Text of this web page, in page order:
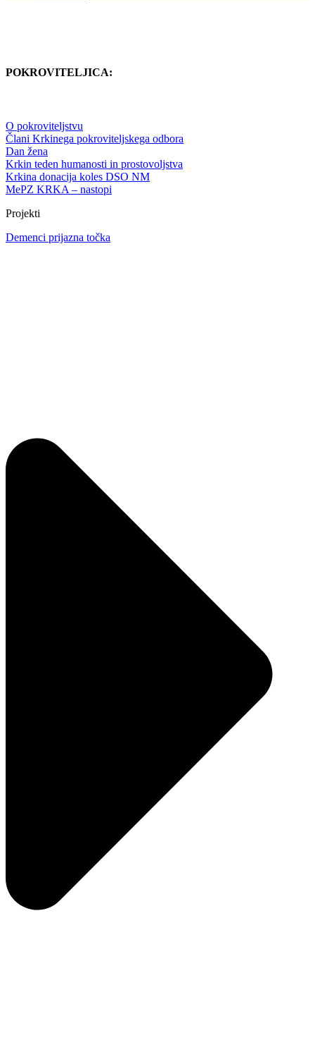
POKROVITELJICA:
O pokroviteljstvu
Člani Krkinega pokroviteljskega odbora
Dan žena
Krkin teden humanosti in prostovoljstva
Krkina donacija koles DSO NM
MePZ KRKA – nastopi
Projekti
Demenci prijazna točka